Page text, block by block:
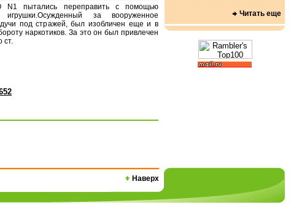
N1 пытались переправить с помощью
игрушки.Осужденный за вооруженное
под стражей, был изобличен еще и в
наркотиков. За это он был привлечен
ст.
Читать еще
Наверх